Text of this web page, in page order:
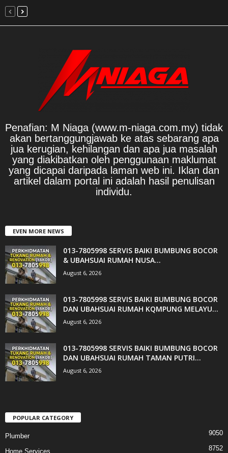
Penafian: M Niaga (www.m-niaga.com.my) tidak
akan bertanggungjawab ke atas sebarang apa
jua kerugian, kehilangan dan apa jua masalah
yang diakibatkan oleh penggunaan maklumat
yang dicapai daripada laman web ini. Iklan dan
artikel dalam portal ini adalah hasil penulisan
individu.
EVEN MORE NEWS
013-7805998 SERVIS BAIKI BUMBUNG BOCOR
& UBAHSUAI RUMAH NUSA...
August 6, 2026
013-7805998 SERVIS BAIKI BUMBUNG BOCOR
DAN UBAHSUAI RUMAH KQMPUNG MELAYU...
August 6, 2026
013-7805998 SERVIS BAIKI BUMBUNG BOCOR
DAN UBAHSUAI RUMAH TAMAN PUTRI...
August 6, 2026
POPULAR CATEGORY
Plumber 9050
Home Services 8752